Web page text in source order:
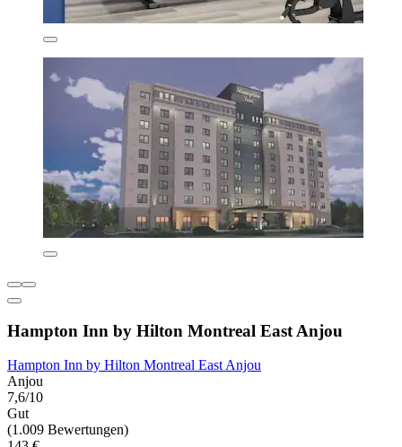
Hampton Inn by Hilton Montreal East Anjou
Hampton Inn by Hilton Montreal East Anjou
Anjou
7,6/10
Gut
(1.009 Bewertungen)